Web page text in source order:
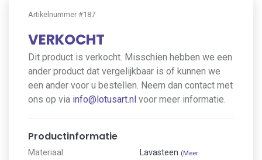
Artikelnummer #187
VERKOCHT
Dit product is verkocht. Misschien hebben we een
ander product dat vergelijkbaar is of kunnen we
een ander voor u bestellen. Neem dan contact met
ons op via info@lotusart.nl voor meer informatie.
Productinformatie
Materiaal: Lavasteen (Meer